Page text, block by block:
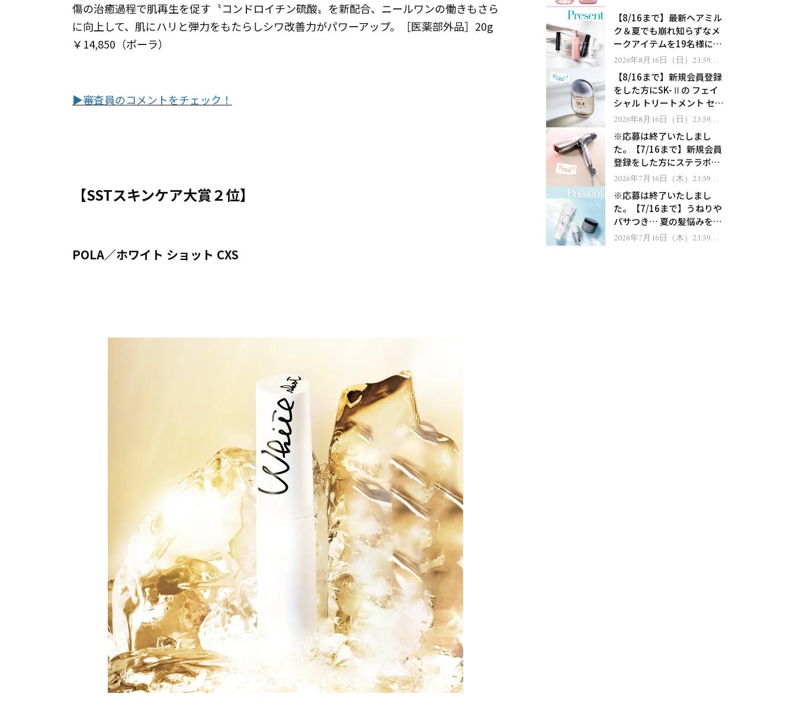
傷の治癒過程で肌再生を促す〝コンドロイチン硫酸〟を新配合、ニールワンの働きもさら
に向上して、肌にハリと弾力をもたらしシワ改善力がパワーアップ。［医薬部外品］20g
￥14,850（ポーラ）
▶︎審査員のコメントをチェック！
【SSTスキンケア大賞２位】
POLA／ホワイト ショット CXS
処！
【8/16まで】最新ヘアミル
ク＆夏でも崩れ知らずなメ
ークアイテムを19名様にプ
レゼント！
2026年8月16日（日）23:59ま
で【8/16まで】新規会員登録
をした方にSK-Ⅱの フェイ
シャル トリートメント セラ
ムをプレゼント！
2026年8月16日（日）23:59ま
※応募は終了いたしまし
た。【7/16まで】新規会員
登録をした方にステラボー
テのシャインリバース ヘア
ゼント！
2026年7月16日（木）23:59ま
※応募は終了いたしまし
た。【7/16まで】うねりや
パサつき… 夏の髪悩みを解
消するヘアケアアイテムを
2026年7月16日（木）23:59ま